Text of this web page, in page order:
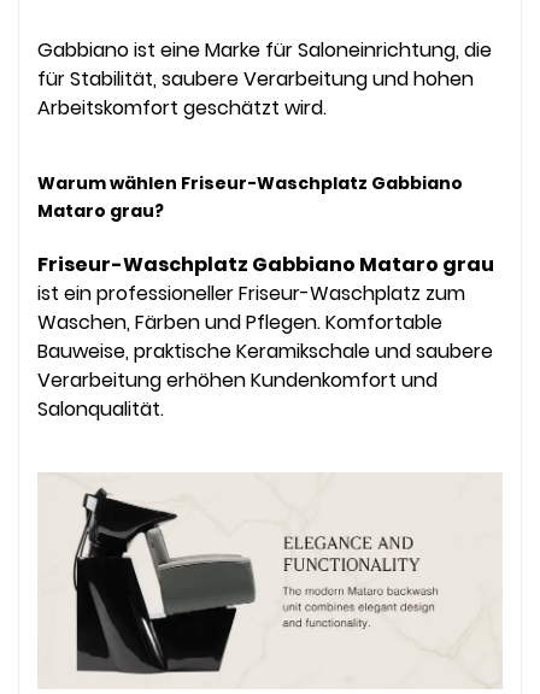
Gabbiano ist eine Marke für Saloneinrichtung, die
für Stabilität, saubere Verarbeitung und hohen
Arbeitskomfort geschätzt wird.
Warum wählen Friseur-Waschplatz Gabbiano
Mataro grau?
Friseur-Waschplatz Gabbiano Mataro grau
ist ein professioneller Friseur-Waschplatz zum
Waschen, Färben und Pflegen. Komfortable
Bauweise, praktische Keramikschale und saubere
Verarbeitung erhöhen Kundenkomfort und
Salonqualität.